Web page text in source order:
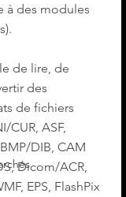
à des modules
de lire, de
des
de fichiers
CUR, ASF,
DIB, CAM
Dicom/ACR,
EPS, FlashPix